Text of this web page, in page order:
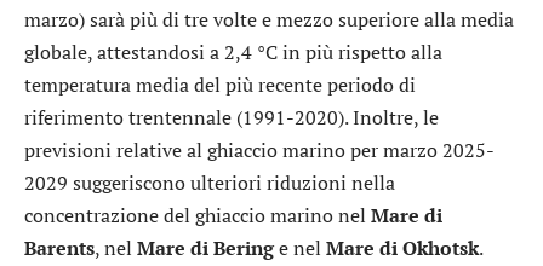
marzo) sarà più di tre volte e mezzo superiore alla media
globale, attestandosi a 2,4 °C in più rispetto alla
temperatura media del più recente periodo di
riferimento trentennale (1991-2020). Inoltre, le
previsioni relative al ghiaccio marino per marzo 2025-
2029 suggeriscono ulteriori riduzioni nella
concentrazione del ghiaccio marino nel Mare di
Barents, nel Mare di Beringe nel Mare di Okhotsk.